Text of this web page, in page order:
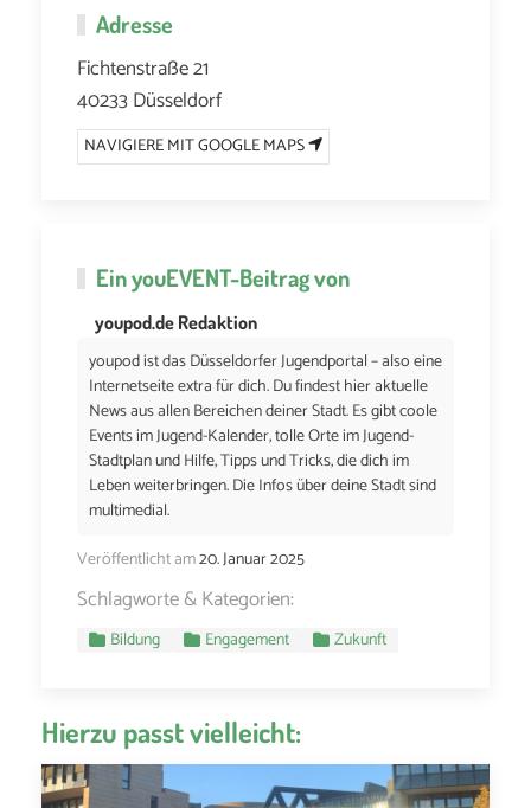
Adresse
Fichtenstraße 21
40233 Düsseldorf
NAVIGIERE MIT GOOGLE MAPS
EinyouEVENT-Beitrag von
youpod.de Redaktion
youpod ist das Düsseldorfer Jugendportal – also eine
Internetseite extra für dich. Du findest hier aktuelle
News aus allen Bereichen deiner Stadt. Es gibt coole
Events im Jugend-Kalender, tolle Orte im Jugend-
Stadtplan und Hilfe, Tipps und Tricks, die dich im
Leben weiterbringen. Die Infos über deine Stadt sind
multimedial.
Veröffentlicht am20. Januar 2025
Schlagworte & Kategorien:
Bildung Engagement Zukunft
Hierzu passt vielleicht: